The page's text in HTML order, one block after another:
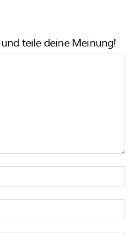
teile deine Meinung!